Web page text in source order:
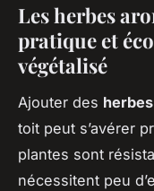
Les herbes
pratique et
végétalisé
Ajouter des
toit peut s’avérer
plantes sont
nécessitent peu